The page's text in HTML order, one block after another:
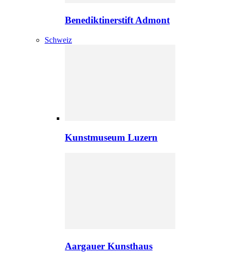
Benediktinerstift Admont
Schweiz
Kunstmuseum Luzern
Aargauer Kunsthaus